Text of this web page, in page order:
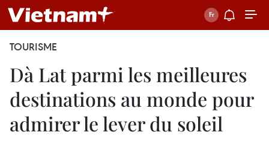
TOURISME
Dà Lat parmi les meilleures
destinations au monde pour
admirer le lever du soleil